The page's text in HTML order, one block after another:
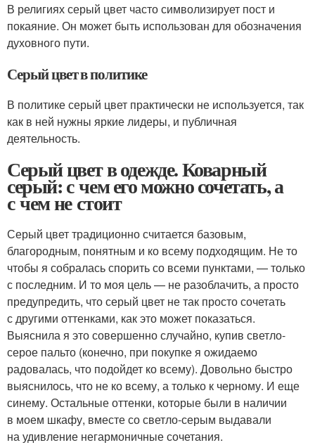
В религиях серый цвет часто символизирует пост и
покаяние. Он может быть использован для обозначения
духовного пути.
Серый цвет в политике
В политике серый цвет практически не используется, так
как в ней нужны яркие лидеры, и публичная
деятельность.
Серый цвет в одежде. Коварный
серый: с чем его можно сочетать, а
с чем не стоит
Серый цвет традиционно считается базовым,
благородным, понятным и ко всему подходящим. Не то
чтобы я собралась спорить со всеми пунктами, — только
с последним. И то моя цель — не разоблачить, а просто
предупредить, что серый цвет не так просто сочетать
с другими оттенками, как это может показаться.
Выяснила я это совершенно случайно, купив светло-
серое пальто (конечно, при покупке я ожидаемо
радовалась, что подойдет ко всему). Довольно быстро
выяснилось, что не ко всему, а только к черному. И еще
синему. Остальные оттенки, которые были в наличии
в моем шкафу, вместе со светло-серым выдавали
на удивление негармоничные сочетания.